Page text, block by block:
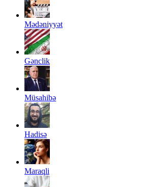
Mədəniyyət
Gənclik
Müsahibə
Hadisə
Maraqli